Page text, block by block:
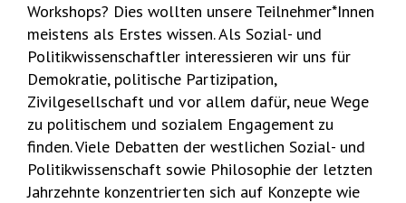
Workshops? Dies wollten unsere Teilnehmer*Innen
meistens als Erstes wissen. Als Sozial- und
Politikwissenschaftler interessieren wir uns für
Demokratie, politische Partizipation,
Zivilgesellschaft und vor allem dafür, neue Wege
zu politischem und sozialem Engagement zu
finden. Viele Debatten der westlichen Sozial- und
Politikwissenschaft sowie Philosophie der letzten
Jahrzehnte konzentrierten sich auf Konzepte wie